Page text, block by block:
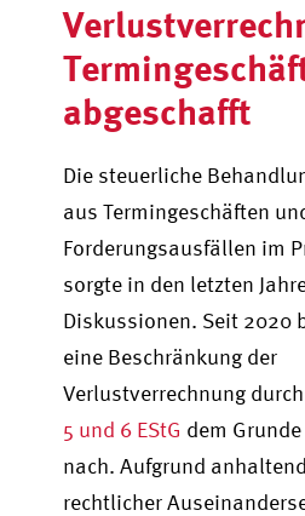
abgeschafft
Die steuerliche
aus Termingeschäften
Forderungsausfällen im
sorgte in den letzten
Diskussionen. Seit 2020
eine Beschränkung der
Verlustverrechnung durch
5 und 6 EStG dem
nach. Aufgrund
rechtlicher